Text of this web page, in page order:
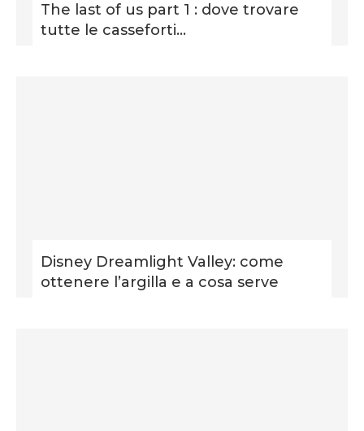
The last of us part 1 : dove trovare
tutte le casseforti...
Disney Dreamlight Valley: come
ottenere l’argilla e a cosa serve